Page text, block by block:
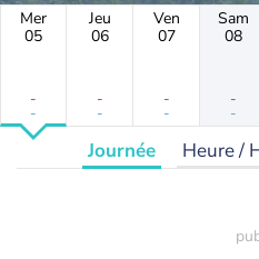
Mer
05
-
-
Jeu
06
-
-
Ven
07
-
-
Sam
08
-
-
Journée Heure /